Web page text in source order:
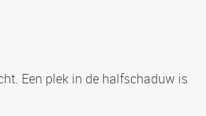
Een plek in de halfschaduw is